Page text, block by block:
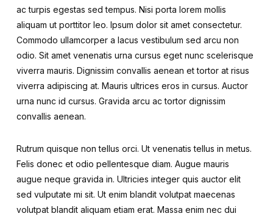
ac turpis egestas sed tempus. Nisi porta lorem mollis
aliquam ut porttitor leo. Ipsum dolor sit amet consectetur.
Commodo ullamcorper a lacus vestibulum sed arcu non
odio. Sit amet venenatis urna cursus eget nunc scelerisque
viverra mauris. Dignissim convallis aenean et tortor at risus
viverra adipiscing at. Mauris ultrices eros in cursus. Auctor
urna nunc id cursus. Gravida arcu ac tortor dignissim
convallis aenean.
Rutrum quisque non tellus orci. Ut venenatis tellus in metus.
Felis donec et odio pellentesque diam. Augue mauris
augue neque gravida in. Ultricies integer quis auctor elit
sed vulputate mi sit. Ut enim blandit volutpat maecenas
volutpat blandit aliquam etiam erat. Massa enim nec dui